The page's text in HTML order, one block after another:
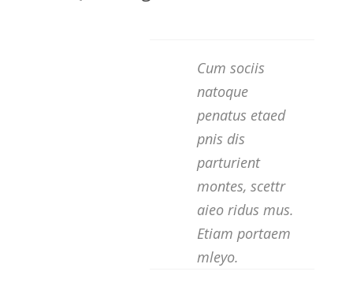
Cum sociis
natoque
penatus etaed
pnis dis
parturient
montes, scettr
aieo ridus mus.
Etiam portaem
mleyo.